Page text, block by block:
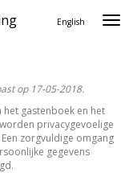
English
op 17-05-2018.
gastenboek en het
privacygevoelige
zorgvuldige omgang
gegevens